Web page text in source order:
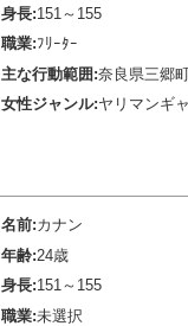
身長:151～155
職業:ﾌﾘｰﾀｰ
主な行動範囲:奈良県三郷
女性ジャンル:ヤリマンギ
名前:カナン
年齢:24歳
身長:151～155
職業:未選択